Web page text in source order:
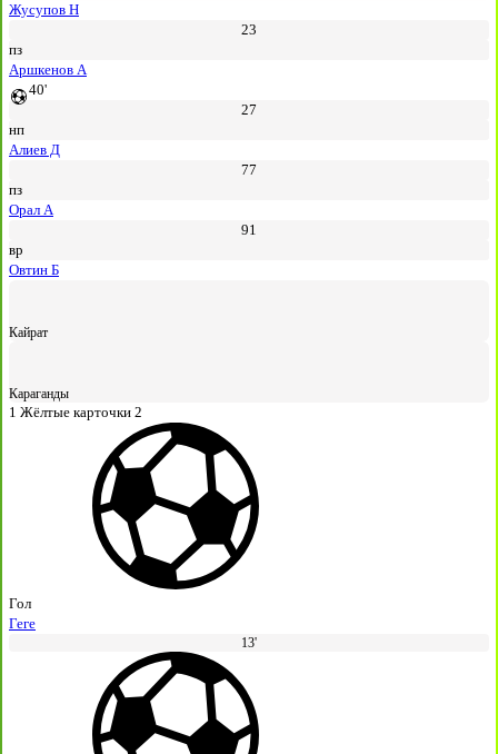
Жусупов Н
23
пз
Аршкенов А
40'
27
нп
Алиев Д
77
пз
Орал А
91
вр
Овтин Б
Кайрат
Караганды
1 Жёлтые карточки 2
Гол
Геге
13'